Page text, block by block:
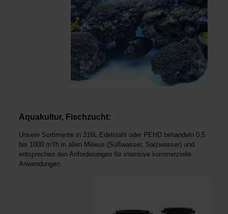
Aquakultur, Fischzucht:
Unsere Sortimente in 316L Edelstahl oder PEHD behandeln 0,5
bis 1000 m³/h in allen Milieus (Süßwasser, Salzwasser) und
entsprechen den Anforderungen für intensive kom­merzielle
Anwendungen.